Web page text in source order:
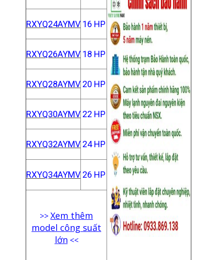
RXYQ24AYMV 16 HP
RXYQ26AYMV 18 HP
RXYQ28AYMV 20 HP
RXYQ30AYMV 22 HP
RXYQ32AYMV 24 HP
RXYQ34AYMV 26 HP
>>Xem thêm
model công suất
lớn <<